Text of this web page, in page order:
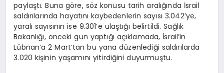
paylaştı. Buna göre, söz konusu tarih aralığında İsrail
saldırılarında hayatını kaybedenlerin sayısı 3.042’ye,
yaralı sayısının ise 9.301’e ulaştığı belirtildi. Sağlık
Bakanlığı, önceki gün yaptığı açıklamada, İsrail’in
Lübnan’a 2 Mart’tan bu yana düzenlediği saldırılarda
3.020 kişinin yaşamını yitirdiğini duyurmuştu.